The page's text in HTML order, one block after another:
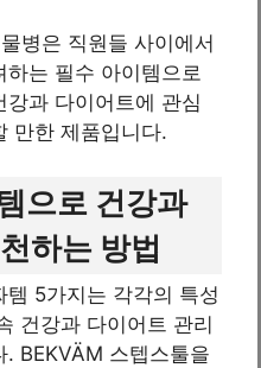
병은 직원들 사이에서
는 필수 아이템으로
과 다이어트에 관심
만한 제품입니다.
으로 건강과
하는 방법
5가지는 각각의 특성
건강과 다이어트 관리
BEKVÄM 스텝스툴을